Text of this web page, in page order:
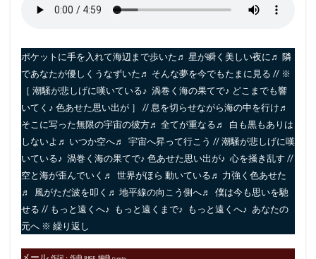
ポケットに手を入れて海辺まで歩いた♬ 星が瞬く美しい夜に♬ 隣
であなたが優しくうなずいた♬ そんな夢を今でもたまに見る // ※
［ 潮騒が悲しげに嘆いている♪ 渦巻く海の果てで♪ どこまでも響
いてく♪ 色あせた思い出が ］ // 息を切らせながら海の中を行け♬
そこに写った無限の宇宙の彼方♬ 全てが重なる♬ 白も黒もありは
しないよ♬ いつか空へ♬ 宇宙へ昇って行こう // 潮騒が悲しげに嘆
いている♪ 渦巻く海の果てで♪ 色あせた思い出が♪ 心を掻き乱す //
空と海が歪んでいく♬ 世界がほら 動いている♬ 力強く色あせた
♬ 風がただ波を叩く♬ 地平線の向こう側へ♬ 僕は今も思いを馳
せる // もっと遠くへ♪ もっと遠くまで♪ もっと遠くへ♪ あなたの
元へ ※ 繰り返し
作詞・作曲 SHIGE 編曲 Gunshy